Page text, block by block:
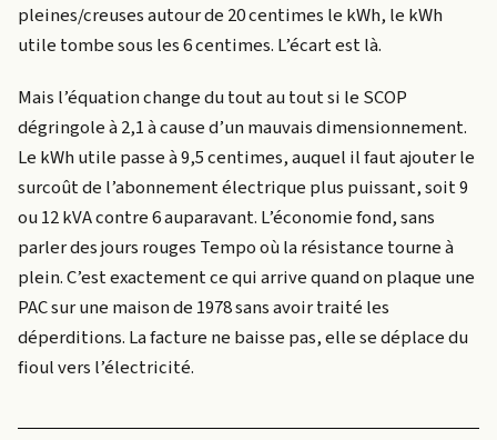
pleines/creuses autour de 20 centimes le kWh, le kWh
utile tombe sous les 6 centimes. L’écart est là.
Mais l’équation change du tout au tout si le SCOP
dégringole à 2,1 à cause d’un mauvais dimensionnement.
Le kWh utile passe à 9,5 centimes, auquel il faut ajouter le
surcoût de l’abonnement électrique plus puissant, soit 9
ou 12 kVA contre 6 auparavant. L’économie fond, sans
parler des jours rouges Tempo où la résistance tourne à
plein. C’est exactement ce qui arrive quand on plaque une
PAC sur une maison de 1978 sans avoir traité les
déperditions. La facture ne baisse pas, elle se déplace du
fioul vers l’électricité.